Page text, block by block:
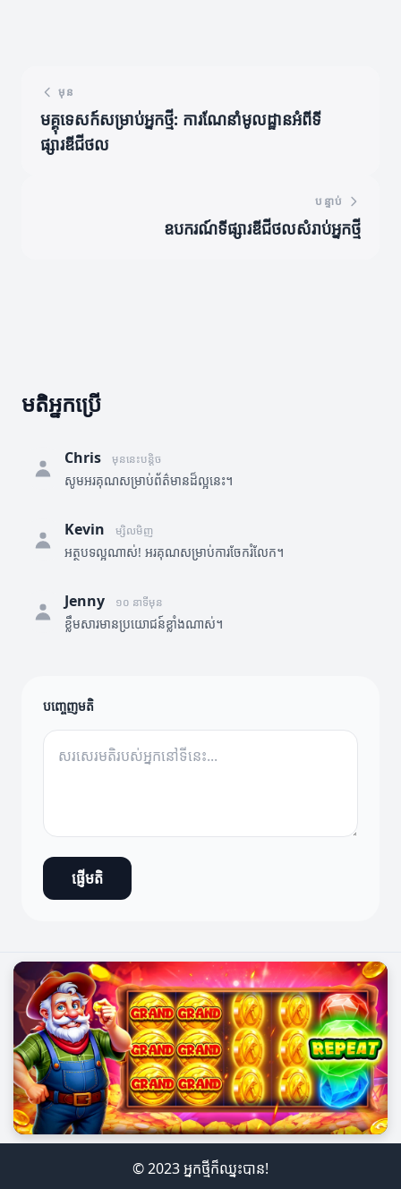
មុន
មគ្គុទេសក៍សម្រាប់អ្នកថ្មី: ការណែនាំមូលដ្ឋានអំពីទី
ផ្សារឌីជីថល
បន្ទាប់
ឧបករណ៍ទីផ្សារឌីជីថលសំរាប់អ្នកថ្មី
មតិអ្នកប្រើ
Chris មុននេះបន្តិច
សូមអរគុណសម្រាប់ព័ត៌មានដ៏ល្អនេះ។
Kevin ម្សិលមិញ
អត្ថបទល្អណាស់! អរគុណសម្រាប់ការចែករំលែក។
Jenny ១០ នាទីមុន
ខ្លឹមសារមានប្រយោជន៍ខ្លាំងណាស់។
បញ្ចេញមតិ
ផ្ញើមតិ
© 2023 អ្នកថ្មីក៏ឈ្នះបាន!